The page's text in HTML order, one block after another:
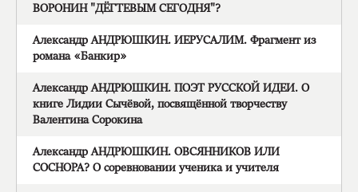
ВОРОНИН "ДЁГТЕВЫМ СЕГОДНЯ"?
Александр АНДРЮШКИН. ИЕРУСАЛИМ. Фрагмент из
романа «Банкир»
Александр АНДРЮШКИН. ПОЭТ РУССКОЙ ИДЕИ. О
книге Лидии Сычёвой, посвящённой творчеству
Валентина Сорокина
Александр АНДРЮШКИН. ОВСЯННИКОВ ИЛИ
СОСНОРА? О соревновании ученика и учителя